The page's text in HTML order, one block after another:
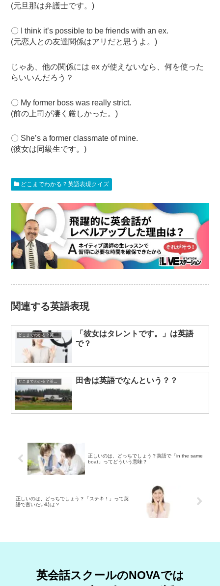
(元旦那は弁護士です。)
〇 I think it’s possible to be friends with an ex.
(元恋人との友達関係はアリだと思うよ。)
じゃあ、他の関係には ex が使えないなら、何を使った
らいいんだろう？
〇 My former boss was really strict.
(前の上司が凄く厳しかった。)
〇 She’s a former classmate of mine.
(彼女は同級生です。)
どこまでわかる？英語表現クイズ
関連する英語表現
どこまでわかる？英語表現クイズ
「彼女はタレントです。」は英語
で？
どこまでわかる？英語表現クイズ 田舎は英語でなんという？？
正しいのは、どっちでしょう？英語で「in the same
boat」ってどういう意味？
正しいのは、どっちでしょう？「ステキ！」って英
語で言いたい時は？
英会話スクールのNOVAでは